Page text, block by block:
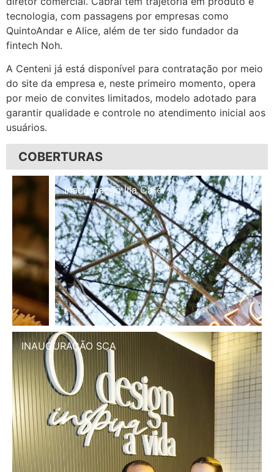
tecnologia, com passagens por empresas como
QuintoAndar e Alice, além de ter sido fundador da
fintech Noh.
A Centeni já está disponível para contratação por meio
do site da empresa e, neste primeiro momento, opera
por meio de convites limitados, modelo adotado para
garantir qualidade e controle no atendimento inicial aos
usuários.
COBERTURAS
Inauguração Illa Café
INAUGURAÇÃO SCA